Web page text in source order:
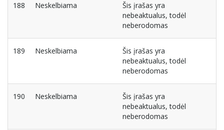
188 Neskelbiama
Šis įrašas yra
nebeaktualus, todėl
neberodomas
189 Neskelbiama
Šis įrašas yra
nebeaktualus, todėl
neberodomas
190 Neskelbiama
Šis įrašas yra
nebeaktualus, todėl
neberodomas